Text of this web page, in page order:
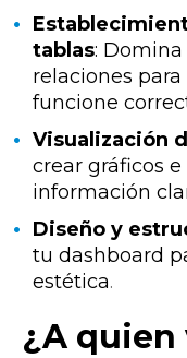
tablas:
relaciones
funcione
Visualización
crear gráficos
información
Diseño y
tu dashboard
estética.
¿A